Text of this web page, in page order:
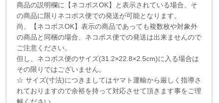
商品の説明欄に【ネコポスOK】と表示されている場合、そ
の商品に限りネコポス便での発送が可能となります。
尚、【ネコポスOK】表示の商品であっても複数枚や対象外
の商品と同梱の場合、ネコポス便での発送は出来ませんので
ご注意ください。
但し、ネコポス便のサイズ(31.2×22.8×2.5cm)に入る場合は
その限りではございません。
☆ サイズ(寸法)につきましてはヤマト運輸から厳しく指導さ
れておりますので余裕を持って対応させて頂きます事をご理
解ください。